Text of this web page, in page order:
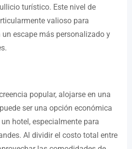
turístico. Este nivel de
valioso para
escape más personalizado y
popular, alojarse en una
ser una opción económica
hotel, especialmente para
Al dividir el costo total entre